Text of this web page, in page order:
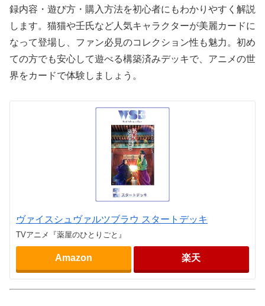
録内容・遊び方・購入方法を初心者にもわかりやすく解説
します。猫猫や壬氏など人気キャラクターが美麗カードに
なって登場し、ファン必見のコレクション性も魅力。初め
ての方でも安心して遊べる構築済みデッキで、アニメの世
界をカードで体験しましょう。
ヴァイスシュヴァルツブラウ スタートデッキ
TVアニメ『薬屋のひとりごと』
Amazon 楽天